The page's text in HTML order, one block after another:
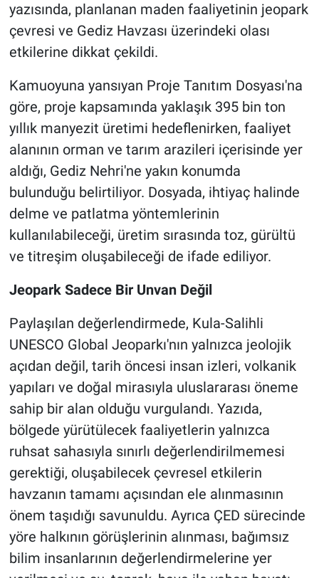
yazısında, planlanan maden faaliyetinin jeopark
çevresi ve Gediz Havzası üzerindeki olası
etkilerine dikkat çekildi.
Kamuoyuna yansıyan Proje Tanıtım Dosyası'na
göre, proje kapsamında yaklaşık 395 bin ton
yıllık manyezit üretimi hedeflenirken, faaliyet
alanının orman ve tarım arazileri içerisinde yer
aldığı, Gediz Nehri'ne yakın konumda
bulunduğu belirtiliyor. Dosyada, ihtiyaç halinde
delme ve patlatma yöntemlerinin
kullanılabileceği, üretim sırasında toz, gürültü
ve titreşim oluşabileceği de ifade ediliyor.
Jeopark Sadece Bir Unvan Değil
Paylaşılan değerlendirmede, Kula-Salihli
UNESCO Global Jeoparkı'nın yalnızca jeolojik
açıdan değil, tarih öncesi insan izleri, volkanik
yapıları ve doğal mirasıyla uluslararası öneme
sahip bir alan olduğu vurgulandı. Yazıda,
bölgede yürütülecek faaliyetlerin yalnızca
ruhsat sahasıyla sınırlı değerlendirilmemesi
gerektiği, oluşabilecek çevresel etkilerin
havzanın tamamı açısından ele alınmasının
önem taşıdığı savunuldu. Ayrıca ÇED sürecinde
yöre halkının görüşlerinin alınması, bağımsız
bilim insanlarının değerlendirmelerine yer